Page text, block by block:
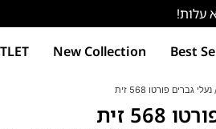
Best
New Collection
גברים פורטו 568 זית
זית